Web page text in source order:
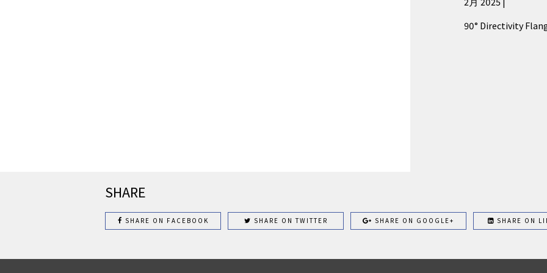
90° Directivity
SHARE
SHARE ON FACEBOOK SHARE ON TWITTER SHARE ON GOOGLE+ SHARE ON